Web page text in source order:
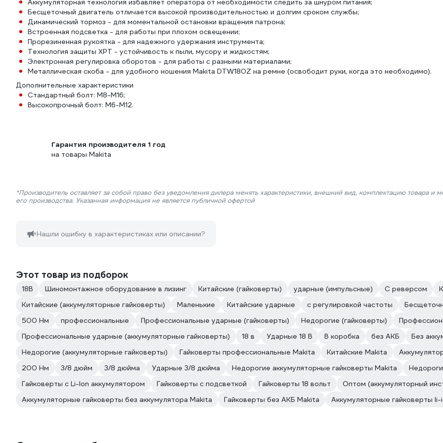
Аккумуляторная технология избавляет оператора от необходимости следить за шнуром питания;
Бесщеточный двигатель отличается высокой производительностью и долгим сроком службы;
Динамический тормоз - для моментальной остановки вращения патрона;
Встроенная подсветка - для работы при плохом освещении;
Прорезиненная рукоятка - для надежного удержания инструмента;
Технология защиты XPT - устойчивость к пыли, мусору и жидкостям;
Электронная регулировка оборотов - для работы с разными материалами;
Металлическая скоба - для удобного ношения Makita DTW180Z на ремне (освободит руки, когда это необходимо).
Дополнительные характеристики
Стандартный болт: М8-М16;
Высокопрочный болт: М6-М12.
Гарантия производителя 1 год
на товары Makita
*Производитель оставляет за собой право без уведомления дилера менять характеристики, внешний вид, комплектацию товара и
его производства. Указанная информация не является публичной офертой
Нашли ошибку в характеристиках или описании?
Этот товар из подборок
18В Шиномонтажное оборудование в лизинг Китайские (гайковерты) ударные (импульсные) С реверсом
Китайские (аккумуляторные гайковерты)
Маленькие Китайские ударные с регулировкой частоты
500 Нм
профессиональные Профессиональные ударные (гайковерты) Недорогие (гайковерты)
Профессиональные ударные (аккумуляторные гайковерты)
18 в Ударные 18 В В коробка без АКБ
Без
Недорогие (аккумуляторные гайковерты)
Гайковерты профессиональные Makita Китайские Makita
200 Нм
3/8 дюйм 3/8 дюйма Ударные 3/8 дюйма Недорогие аккумуляторные гайковерты Makita
Гайковерты с Li-Ion аккумулятором
Гайковерты с подсветкой Гайковерты 18 вольт
Оптом (аккумуляторный
Аккумуляторные гайковерты без аккумулятора Makita
Гайковерты без АКБ Makita Аккумуляторные гайковерты